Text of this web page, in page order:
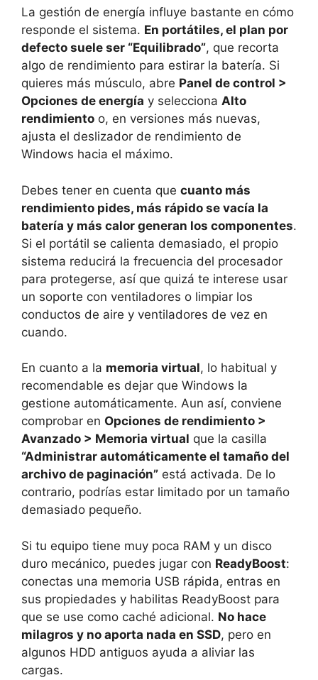
La gestión de energía influye bastante en cómo
responde el sistema. En portátiles, el plan por
defecto suele ser “Equilibrado”, que recorta
algo de rendimiento para estirar la batería. Si
quieres más músculo, abre Panel de control >
Opciones de energía y selecciona Alto
rendimiento o, en versiones más nuevas,
ajusta el deslizador de rendimiento de
Windows hacia el máximo.
Debes tener en cuenta que cuanto más
rendimiento pides, más rápido se vacía la
batería y más calor generan los componentes.
Si el portátil se calienta demasiado, el propio
sistema reducirá la frecuencia del procesador
para protegerse, así que quizá te interese usar
un soporte con ventiladores o limpiar los
conductos de aire y ventiladores de vez en
cuando.
En cuanto a la memoria virtual, lo habitual y
recomendable es dejar que Windows la
gestione automáticamente. Aun así, conviene
comprobar en Opciones de rendimiento >
Avanzado > Memoria virtual que la casilla
“Administrar automáticamente el tamaño del
archivo de paginación” está activada. De lo
contrario, podrías estar limitado por un tamaño
demasiado pequeño.
Si tu equipo tiene muy poca RAM y un disco
duro mecánico, puedes jugar con ReadyBoost:
conectas una memoria USB rápida, entras en
sus propiedades y habilitas ReadyBoost para
que se use como caché adicional. No hace
milagros y no aporta nada en SSD, pero en
algunos HDD antiguos ayuda a aliviar las
cargas.